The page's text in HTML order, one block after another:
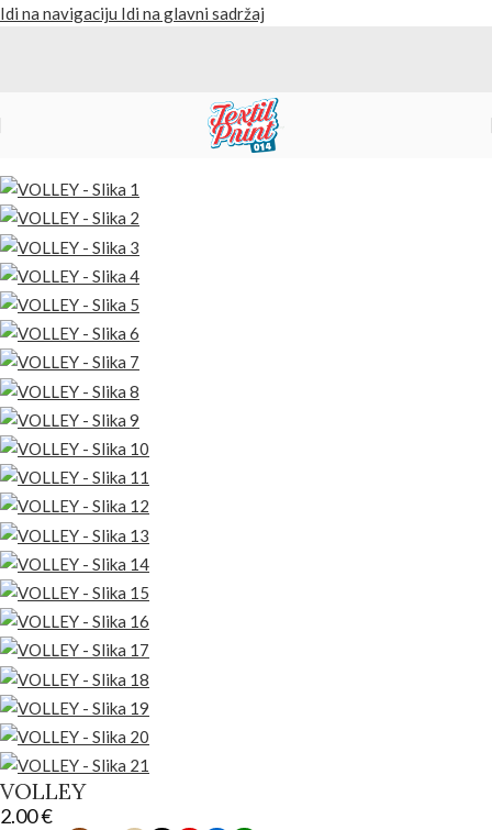
Idi na navigaciju Idi na glavni sadržaj
Kape i kačketi Nazad na proizvode
VOLLEY
2.00€